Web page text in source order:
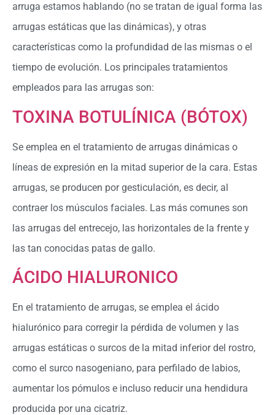
arruga estamos hablando (no se tratan de igual forma las
arrugas estáticas que las dinámicas), y otras
características como la profundidad de las mismas o el
tiempo de evolución. Los principales tratamientos
empleados para las arrugas son:
TOXINA BOTULÍNICA (BÓTOX)
Se emplea en el tratamiento de arrugas dinámicas o
líneas de expresión en la mitad superior de la cara. Estas
arrugas, se producen por gesticulación, es decir, al
contraer los músculos faciales. Las más comunes son
las arrugas del entrecejo, las horizontales de la frente y
las tan conocidas patas de gallo.
ÁCIDO HIALURONICO
En el tratamiento de arrugas, se emplea el ácido
hialurónico para corregir la pérdida de volumen y las
arrugas estáticas o surcos de la mitad inferior del rostro,
como el surco nasogeniano, para perfilado de labios,
aumentar los pómulos e incluso reducir una hendidura
producida por una cicatriz.